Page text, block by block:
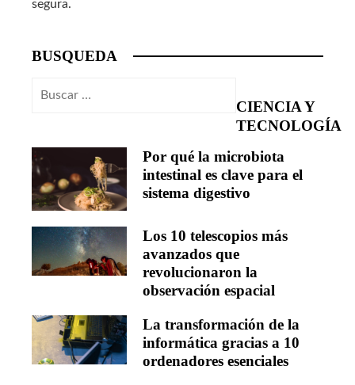
segura.
BUSQUEDA
Buscar:
CIENCIA Y
TECNOLOGÍA
Por qué la microbiota
intestinal es clave para el
sistema digestivo
Los 10 telescopios más
avanzados que
revolucionaron la
observación espacial
La transformación de la
informática gracias a 10
ordenadores esenciales